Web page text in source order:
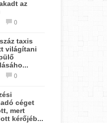
az
0
taxis
világítani
0
céget
mert
kérőjéb...